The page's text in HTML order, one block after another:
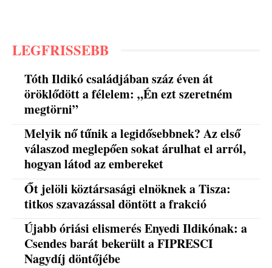
LEGFRISSEBB
Tóth Ildikó családjában száz éven át
öröklődött a félelem: „Én ezt szeretném
megtörni”
Melyik nő tűnik a legidősebbnek? Az első
válaszod meglepően sokat árulhat el arról,
hogyan látod az embereket
Őt jelöli köztársasági elnöknek a Tisza:
titkos szavazással döntött a frakció
Újabb óriási elismerés Enyedi Ildikónak: a
Csendes barát bekerült a FIPRESCI
Nagydíj döntőjébe